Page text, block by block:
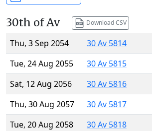
30th of Av Download CSV
Thu, 3 Sep 2054
30 Av 5814
Tue, 24 Aug 2055
30 Av 5815
Sat, 12 Aug 2056
30 Av 5816
Thu, 30 Aug 2057
30 Av 5817
Tue, 20 Aug 2058
30 Av 5818